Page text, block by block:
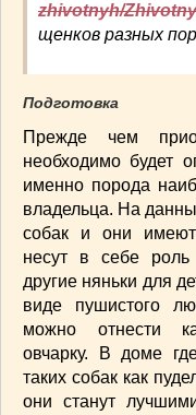
ПЕЧЕМ ВМЕСТЕ(257)
Блинчики
Печенье(22)
Пироги(139)
Пирожные(13)
Торты(54)
Торты без выпечки
НАПИТКИ(26)
САМОРАЗВИТИЕ(12)
ИНТЕРЕСНЫЕ
СТАТЬИ
(272)
отдых
(25)
ЛЕЧЕБНЫЕ
(56)
zhivotnyh/
щенков разных
Подготовка
Прежде чем
необходимо будет
именно порода
владельца. На
собак и они
несут в себе
другие няньки для
виде пушистого
можно отнести
овчарку. В доме
таких собак как
они станут